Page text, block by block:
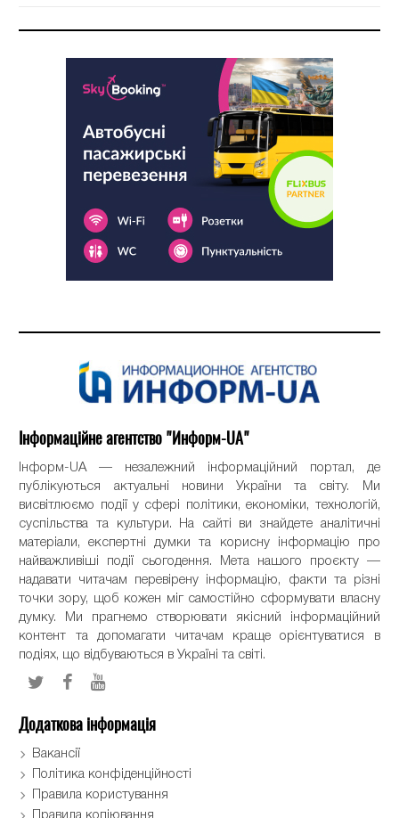
Інформаційне агентство "Информ-UA"
Інформ-UA — незалежний інформаційний портал, де
публікуються актуальні новини України та світу. Ми
висвітлюємо події у сфері політики, економіки, технологій,
суспільства та культури. На сайті ви знайдете аналітичні
матеріали, експертні думки та корисну інформацію про
найважливіші події сьогодення. Мета нашого проєкту —
надавати читачам перевірену інформацію, факти та різні
точки зору, щоб кожен міг самостійно сформувати власну
думку. Ми прагнемо створювати якісний інформаційний
контент та допомагати читачам краще орієнтуватися в
подіях, що відбуваються в Україні та світі.
Додаткова інформація
Вакансії
Політика конфіденційності
Правила користування
Правила копіювання